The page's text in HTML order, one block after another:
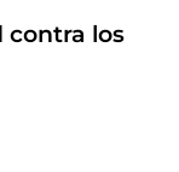
contra los